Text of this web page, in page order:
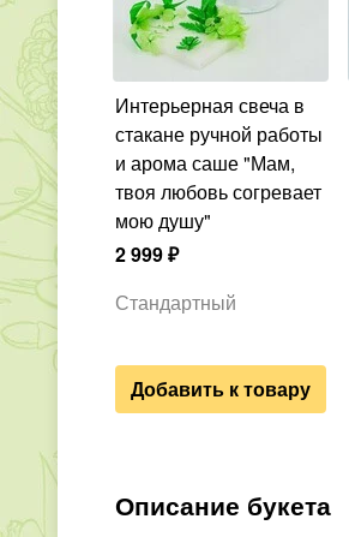
Интерьерная свеча в
стакане ручной работы
и арома саше "Мам,
твоя любовь согревает
мою душу"
2 999₽
Стандартный
Добавить к товару
Описание букета